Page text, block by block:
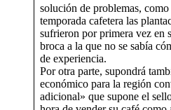
solución de problemas, como
temporada cafetera las
sufrieron por primera vez en
broca a la que no se sabía
de experiencia.
Por otra parte, supondrá
económico para la región
adicional» que supone el